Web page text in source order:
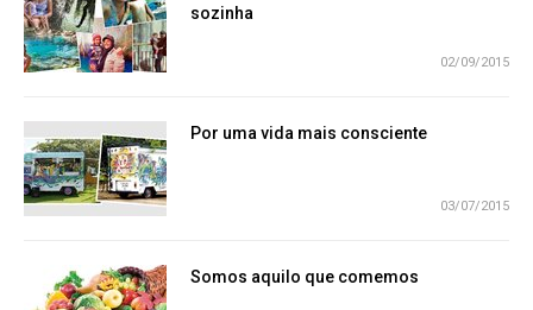
sozinha
02/09/2015
Por uma vida mais consciente
03/07/2015
Somos aquilo que comemos